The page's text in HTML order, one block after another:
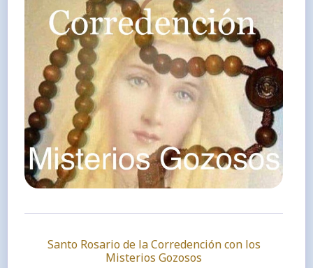
Santo Rosario de la Corredención con los
Misterios Gozosos